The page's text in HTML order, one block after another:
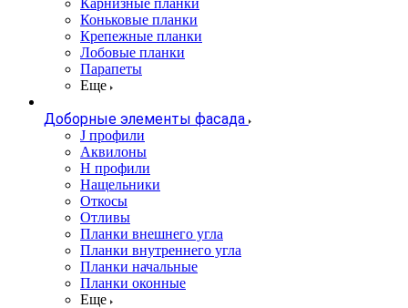
Карнизные планки
Коньковые планки
Крепежные планки
Лобовые планки
Парапеты
Еще
Доборные элементы фасада
J профили
Аквилоны
Н профили
Нащельники
Откосы
Отливы
Планки внешнего угла
Планки внутреннего угла
Планки начальные
Планки оконные
Еще